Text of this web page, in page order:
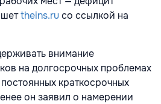
theins.ruсо ссылкой на
внимание
на долгосрочных проблемах
краткосрочных
он заявил о намерении